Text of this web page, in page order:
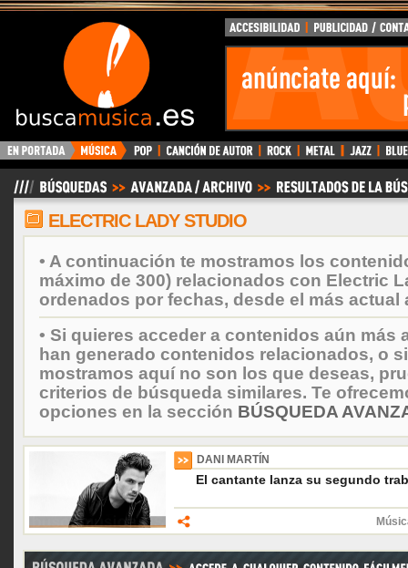
BuscaMusica.es
ELECTRIC LADY STUDIO
• A continuación te mostramos los
máximo de 300) relacionados con Electric
ordenados por fechas, desde el más actual
• Si quieres acceder a contenidos aún más
han generado contenidos relacionados, o
mostramos aquí no son los que deseas,
criterios de búsqueda similares. Te
opciones en la sección BÚSQUEDA
DANI MARTÍN
El cantante lanza su segundo